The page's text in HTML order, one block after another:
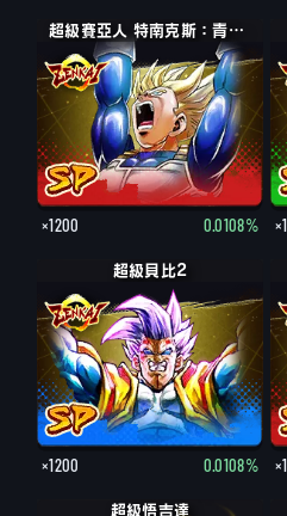
超級賽亞人 特南克斯：青年期
×1200 0.0108%
超級貝比2
×1200 0.0108%
超級悟吉達